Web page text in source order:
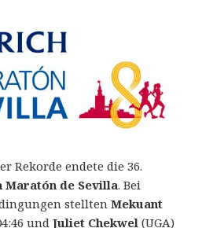
Rekorde endete die 36.
Maratón de Sevilla. Bei
stelltenMekuant
und Juliet Chekwel (UGA)